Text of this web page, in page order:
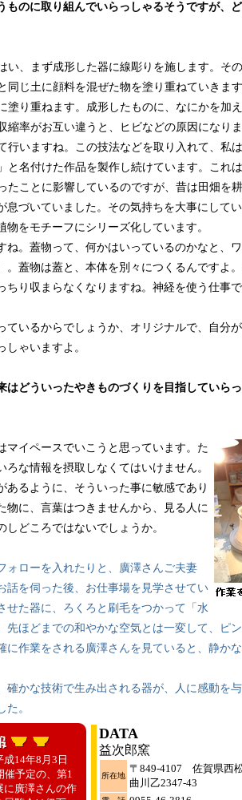
のに取り組んでいらっしゃるそうですが、
い、まず成形した器に線彫りを施します。そ
同じ土に顔料を混ぜた物を塗り重ねていきま
塗り重ねます。成形したものに、なにかを加
縮率がお互い違うと、ヒビなどの原因になり
行いますね。この技法などを取り入れて、私
と名付けた作品を製作し続けています。これ
たことに影響しているのですが、昔は田畑を
息づいていました。その気持ちを大事にしてい
をモチーフにシリーズ化しています。
ね。蓋物って、何かはいっているのかなと、
。蓋物は蓋と、本体を別々につくるんですよ
ちり収まらなくなりますね。神経を使う仕事で
ているからでしょうか、オリジナルで、自分
ゃいますよ。
どういったやきものづくりを目指していら
イペースでいこうと思っています。た
な情報を摂取しなくてはいけません。
あるように、そういった事に敏感であり
物に、言葉はつきませんから、見る人に
どころではないでしょうか。
ローを入れたりと、廣澤さんご夫妻
話を伺った後、お仕事場を見学させてい
せた器に、ろくろと刷毛をつかって「水
先ほどまでの和やかな空気とは一変して、ピ
に作業をされる廣澤さんを見ていると、静か
確かな技術で生み出される器が、人に感動を
た。
14年8月3日
催予定の、第1
に廣澤さんの作
DATA
益次郎窯
所在地
〒849-4107 佐賀県西
曲川乙2347-43